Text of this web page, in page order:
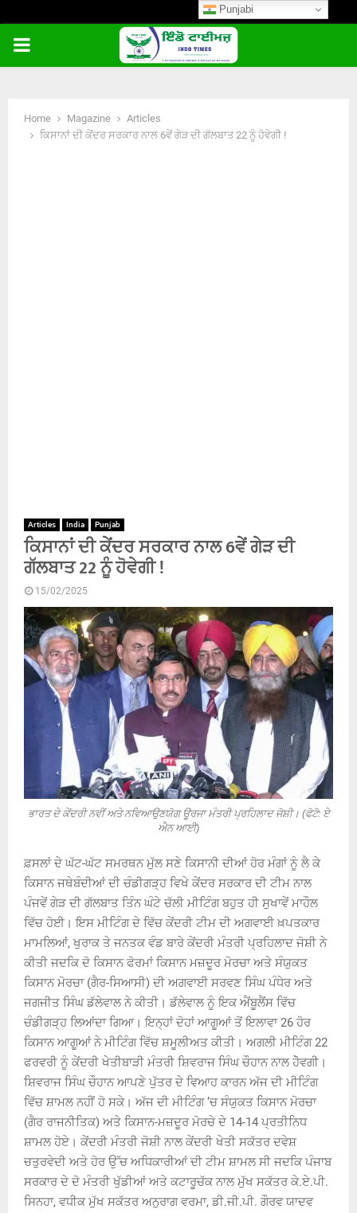
PRIMARY
Home Magazine
Articles
ਕਿਸਾਨਾਂ ਦੀ ਕੇਂਦਰ ਸਰਕਾਰ ਨਾਲ 6ਵੇਂ ਗੇੜ ਦੀ ਗੱਲਬਾਤ 22 ਨੂੰ ਹੋਵੇਗੀ !
Articles India Punjab
ਕਿਸਾਨਾਂ ਦੀ ਕੇਂਦਰ ਸਰਕਾਰ ਨਾਲ 6ਵੇਂ ਗੇੜ ਦੀ
ਗੱਲਬਾਤ 22 ਨੂੰ ਹੋਵੇਗੀ !
15/02/2025
ਭਾਰਤ ਦੇ ਕੇਂਦਰੀ ਨਵੀਂ ਅਤੇ ਨਵਿਆਉਣਯੋਗ ਊਰਜਾ ਮੰਤਰੀ ਪ੍ਰਹਿਲਾਦ ਜੋਸ਼ੀ। (ਫੋਟੋ: ਏ
ਐਨ ਆਈ)
ਫ਼ਸਲਾਂ ਦੇ ਘੱਟ-ਘੱਟ ਸਮਰਥਨ ਮੁੱਲ ਸਣੇ ਕਿਸਾਨੀ ਦੀਆਂ ਹੋਰ ਮੰਗਾਂ ਨੂੰ ਲੈ ਕੇ
ਕਿਸਾਨ ਜਥੇਬੰਦੀਆਂ ਦੀ ਚੰਡੀਗੜ੍ਹ ਵਿਖੇ ਕੇਂਦਰ ਸਰਕਾਰ ਦੀ ਟੀਮ ਨਾਲ
ਪੰਜਵੇਂ ਗੇੜ ਦੀ ਗੱਲਬਾਤ ਤਿੰਨ ਘੰਟੇ ਚੱਲੀ ਮੀਟਿੰਗ ਬਹੁਤ ਹੀ ਸੁਖਾਵੇਂ ਮਾਹੌਲ
ਵਿੱਚ ਹੋਈ। ਇਸ ਮੀਟਿੰਗ ਦੇ ਵਿੱਚ ਕੇਂਦਰੀ ਟੀਮ ਦੀ ਅਗਵਾਈ ਖ਼ਪਤਕਾਰ
ਮਾਮਲਿਆਂ, ਖੁਰਾਕ ਤੇ ਜਨਤਕ ਵੰਡ ਬਾਰੇ ਕੇਂਦਰੀ ਮੰਤਰੀ ਪ੍ਰਹਿਲਾਦ ਜੋਸ਼ੀ ਨੇ
ਕੀਤੀ ਜਦਕਿ ਦੋ ਕਿਸਾਨ ਫੋਰਮਾਂ ਕਿਸਾਨ ਮਜ਼ਦੂਰ ਮੋਰਚਾ ਅਤੇ ਸੰਯੁਕਤ
ਕਿਸਾਨ ਮੋਰਚਾ (ਗੈਰ-ਸਿਆਸੀ) ਦੀ ਅਗਵਾਈ ਸਰਵਣ ਸਿੰਘ ਪੰਧੇਰ ਅਤੇ
ਜਗਜੀਤ ਸਿੰਘ ਡੱਲੇਵਾਲ ਨੇ ਕੀਤੀ। ਡੱਲੇਵਾਲ ਨੂੰ ਇਕ ਐਂਬੂਲੈਂਸ ਵਿੱਚ
ਚੰਡੀਗੜ੍ਹ ਲਿਆਂਦਾ ਗਿਆ। ਇਨ੍ਹਾਂ ਦੋਹਾਂ ਆਗੂਆਂ ਤੋਂ ਇਲਾਵਾ 26 ਹੋਰ
ਕਿਸਾਨ ਆਗੂਆਂ ਨੇ ਮੀਟਿੰਗ ਵਿੱਚ ਸ਼ਮੂਲੀਅਤ ਕੀਤੀ। ਅਗਲੀ ਮੀਟਿੰਗ 22
ਫਰਵਰੀ ਨੂੰ ਕੇਂਦਰੀ ਖੇਤੀਬਾੜੀ ਮੰਤਰੀ ਸ਼ਿਵਰਾਜ ਸਿੰਘ ਚੌਹਾਨ ਨਾਲ ਹੋੇਵਗੀ।
ਸ਼ਿਵਰਾਜ ਸਿੰਘ ਚੌਹਾਨ ਆਪਣੇ ਪੁੱਤਰ ਦੇ ਵਿਆਹ ਕਾਰਨ ਅੱਜ ਦੀ ਮੀਟਿੰਗ
ਵਿੱਚ ਸ਼ਾਮਲ ਨਹੀਂ ਹੋ ਸਕੇ। ਅੱਜ ਦੀ ਮੀਟਿੰਗ ’ਚ ਸੰਯੁਕਤ ਕਿਸਾਨ ਮੋਰਚਾ
(ਗੈਰ ਰਾਜਨੀਤਿਕ) ਅਤੇ ਕਿਸਾਨ-ਮਜ਼ਦੂਰ ਮੋਰਚੇ ਦੇ 14-14 ਪ੍ਰਤੀਨਿਧ
ਸ਼ਾਮਲ ਹੋਏ। ਕੇਂਦਰੀ ਮੰਤਰੀ ਜੋਸ਼ੀ ਨਾਲ ਕੇਂਦਰੀ ਖੇਤੀ ਸਕੱਤਰ ਦਵੇਸ਼
ਚਤੁਰਵੇਦੀ ਅਤੇ ਹੋਰ ਉੱਚ ਅਧਿਕਾਰੀਆਂ ਦੀ ਟੀਮ ਸ਼ਾਮਲ ਸੀ ਜਦਕਿ ਪੰਜਾਬ
ਸਰਕਾਰ ਦੇ ਦੋ ਮੰਤਰੀ ਖੁੱਡੀਆਂ ਅਤੇ ਕਟਾਰੂਚੱਕ ਨਾਲ ਮੁੱਖ ਸਕੱਤਰ ਕੇ.ਏ.ਪੀ.
ਸਿਨਹਾ, ਵਧੀਕ ਮੁੱਖ ਸਕੱਤਰ ਅਨੁਰਾਗ ਵਰਮਾ, ਡੀ.ਜੀ.ਪੀ. ਗੌਰਵ ਯਾਦਵ
Punjabi